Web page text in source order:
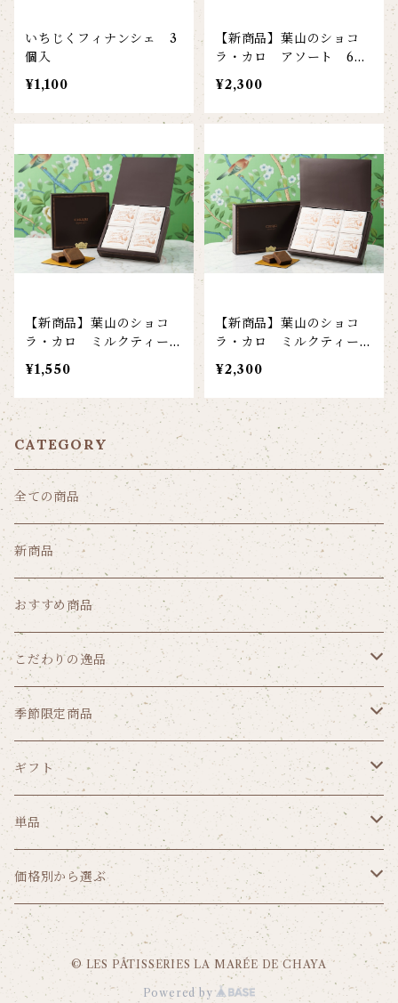
いちじくフィナンシェ 3
個入
¥1,100
【新商品】葉山のショコ
ラ・カロ アソート 6個
入
¥2,300
【新商品】葉山のショコ
ラ・カロ ミルクティー
4個入
¥1,550
【新商品】葉山のショコ
ラ・カロ ミルクティー
6個入
¥2,300
CATEGORY
全ての商品
新商品
おすすめ商品
こだわりの逸品
クッキー
パウンドケーキ
リーフパイ
季節限定商品
ゼリー
ショコラ
ギフト
価格から選ぶ
1,000円（税込み）未満
1,000円～1,999円（税込）
2,000円～2,999円（税込）
焼菓子から選ぶ
ガトーセック
焼菓子詰合せ
単品
ガトー
葉山のショコラ・カロ
フリアン
価格別から選ぶ
1,000円（税込み）未満
1,000円～1,999円（税込）
© LES PÂTISSERIES LA MARÉE DE CHAYA
Powered by